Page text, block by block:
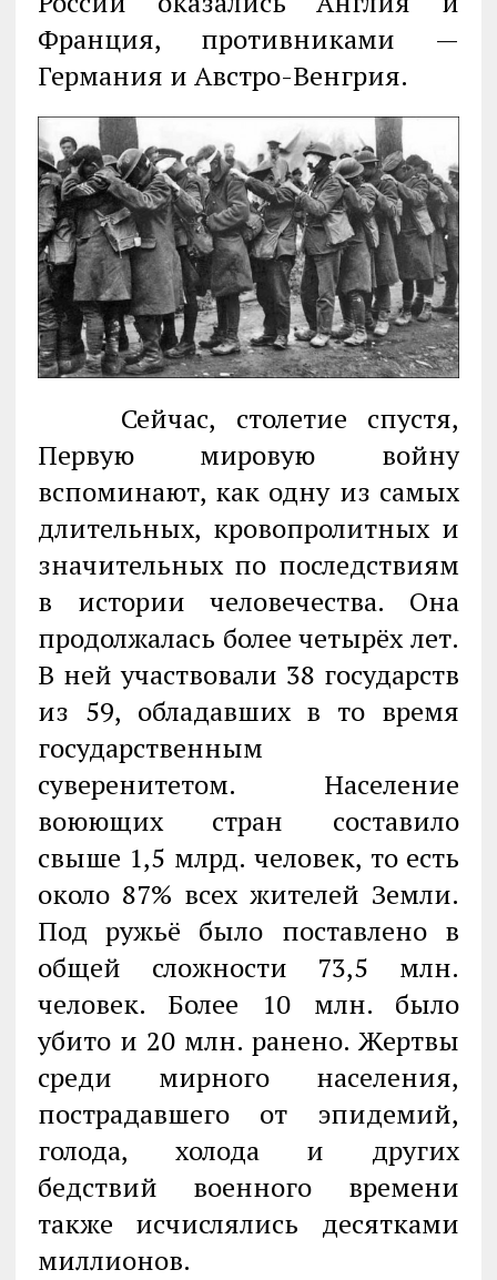
Франция, противниками —
Германия и Австро-Венгрия.
Сейчас, столетие спустя,
Первую мировую войну
вспоминают, как одну из самых
длительных, кровопролитных и
значительных по последствиям
в истории человечества. Она
продолжалась более четырёх лет.
В ней участвовали 38 государств
из 59, обладавших в то время
государственным
суверенитетом. Население
воюющих стран составило
свыше 1,5 млрд. человек, то есть
около 87% всех жителей Земли.
Под ружьё было поставлено в
общей сложности 73,5 млн.
человек. Более 10 млн. было
убито и 20 млн. ранено. Жертвы
среди мирного населения,
пострадавшего от эпидемий,
голода, холода и других
бедствий военного времени
также исчислялись десятками
миллионов.